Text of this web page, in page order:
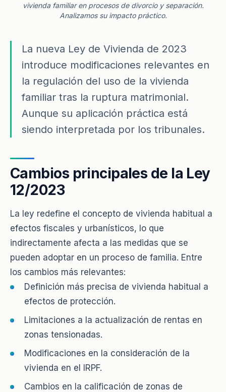
vivienda familiar en procesos de divorcio y separación.
Analizamos su impacto práctico.
La nueva Ley de Vivienda de 2023
introduce modificaciones relevantes en
la regulación del uso de la vivienda
familiar tras la ruptura matrimonial.
Aunque su aplicación práctica está
siendo interpretada por los tribunales.
Cambios principales de la Ley
12/2023
La ley redefine el concepto de vivienda habitual a
efectos fiscales y urbanísticos, lo que
indirectamente afecta a las medidas que se
pueden adoptar en un proceso de familia. Entre
los cambios más relevantes:
Definición más precisa de vivienda habitual a
efectos de protección.
Limitaciones a la actualización de rentas en
zonas tensionadas.
Modificaciones en la consideración de la
vivienda en el IRPF.
Cambios en la calificación de zonas de